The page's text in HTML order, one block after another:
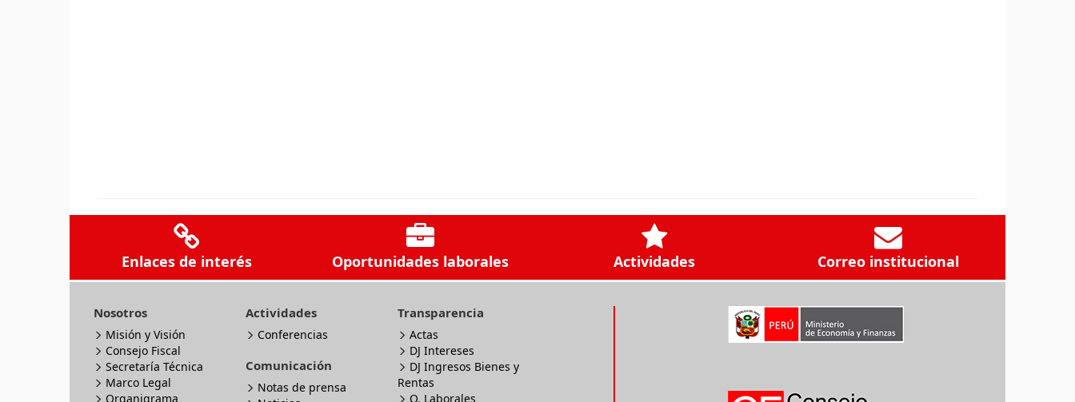
Enlaces de interés Oportunidades laborales Actividades Correo institucional
Nosotros
Misión y Visión
Consejo Fiscal
Secretaría Técnica
Marco Legal
Organigrama
Actividades
Conferencias
Comunicación
Notas de prensa
Transparencia
Actas
DJ Intereses
DJ Ingresos Bienes y
Rentas
O. Laborales